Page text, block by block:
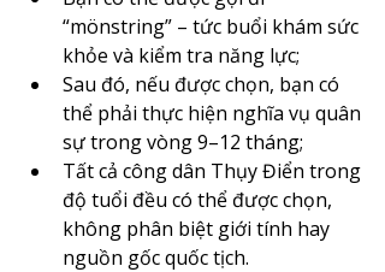
“mönstring” – tức buổi khám sức
khỏe và kiểm tra năng lực;
Sau đó, nếu được chọn, bạn có
thể phải thực hiện nghĩa vụ quân
sự trong vòng 9–12 tháng;
Tất cả công dân Thụy Điển trong
độ tuổi đều có thể được chọn,
không phân biệt giới tính hay
nguồn gốc quốc tịch.